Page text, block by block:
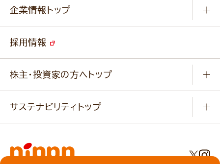
キャンペーン
ニップンの アマニ 業務用サイト
ベジカフェブランドサイト
改善事例
業務用商品のお問合せ
企業情報トップ
事業紹介
経営理念・経営方針・行動規範・行動指針
ニップンの歴史
事業場・工場一覧
採用情報
株主・投資家の方へトップ
IR情報
サステナビリティトップ
基本方針